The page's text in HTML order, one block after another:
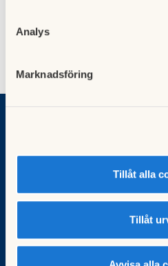
Analys
Marknadsföring
Tillåt alla
Tillåt
Sigurd Rings gata 6
brfkruthuset.se
info@brfkruthuset.se
webmaster@brfkruthuset.se